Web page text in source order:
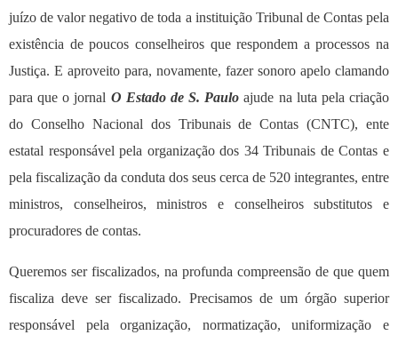
juízo de valor negativo de toda a instituição Tribunal de Contas pela
existência de poucos conselheiros que respondem a processos na
Justiça. E aproveito para, novamente, fazer sonoro apelo clamando
para que o jornal O Estado de S. Paulo ajude na luta pela criação
do Conselho Nacional dos Tribunais de Contas (CNTC), ente
estatal responsável pela organização dos 34 Tribunais de Contas e
pela fiscalização da conduta dos seus cerca de 520 integrantes, entre
ministros, conselheiros, ministros e conselheiros substitutos e
procuradores de contas.
Queremos ser fiscalizados, na profunda compreensão de que quem
fiscaliza deve ser fiscalizado. Precisamos de um órgão superior
responsável pela organização, normatização, uniformização e